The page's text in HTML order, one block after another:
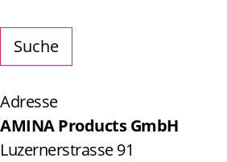
Suche
Adresse
AMINA Products GmbH
Luzernerstrasse 91